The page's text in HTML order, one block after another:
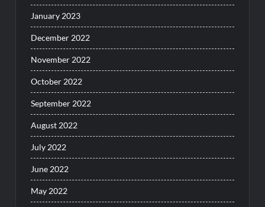
January 2023
December 2022
November 2022
October 2022
September 2022
August 2022
July 2022
June 2022
May 2022